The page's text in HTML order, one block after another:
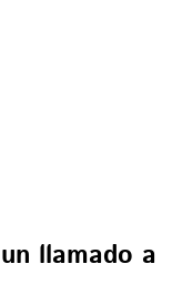
llamado a